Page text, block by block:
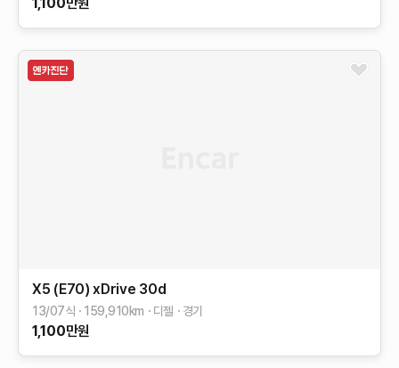
X5 (E70) xDrive 30d
13/07식 159,910km 디젤 경기
1,100만원